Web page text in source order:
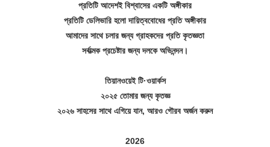
প্রতিটি আদেশই বিশ্বাসের একটি অঙ্গীকার
প্রতিটি ডেলিভারি হলো দায়িত্ববোধের প্রতি অঙ্গীকার
আমাদের সাথে চলার জন্য গ্রাহকদের প্রতি কৃতজ্ঞতা
সর্বাত্মক প্রচেষ্টার জন্য দলকে অভিনন্দন।
তিয়ানওয়েই টি·ওয়ার্কস
২০২৫ তোমার জন্য কৃতজ্ঞ
২০২৬ সাহসের সাথে এগিয়ে যান, আরও গৌরব অর্জন করুন
2026